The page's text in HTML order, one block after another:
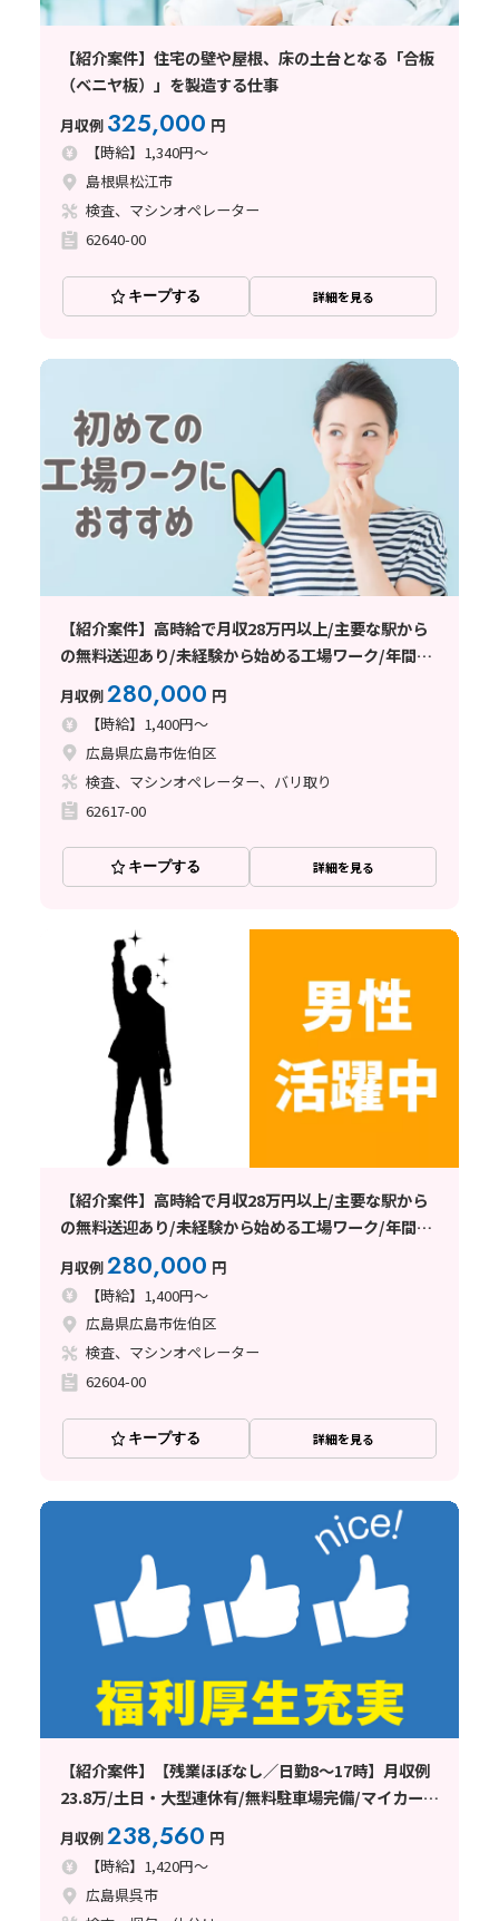
【紹介案件】住宅の壁や屋根、床の土台となる「合板
（ベニヤ板）」を製造する仕事
月収例 325,000 円
【時給】1,340円～
島根県松江市
検査、マシンオペレーター
62640-00
キープする 詳細を見る
【紹介案件】高時給で月収28万円以上/主要な駅から
の無料送迎あり/未経験から始める工場ワーク/年間休
日120日以上
月収例280,000 円
【時給】1,400円～
広島県広島市佐伯区
検査、マシンオペレーター、バリ取り
62617-00
キープする 詳細を見る
【紹介案件】高時給で月収28万円以上/主要な駅から
の無料送迎あり/未経験から始める工場ワーク/年間休
日120日以上
月収例280,000 円
【時給】1,400円～
広島県広島市佐伯区
検査、マシンオペレーター
62604-00
キープする 詳細を見る
【紹介案件】【残業ほぼなし／日勤8～17時】月収例
23.8万/土日・大型連休有/無料駐車場完備/マイカー通
月収例238,560 円
【時給】1,420円～
広島県呉市